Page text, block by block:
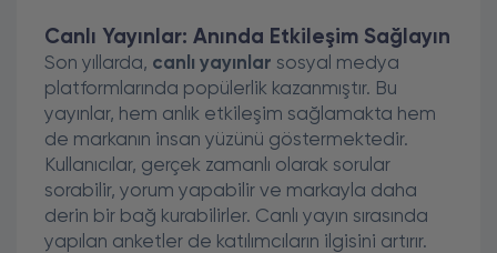
Canlı Yayınlar: Anında Etkileşim Sağlayın
Son yıllarda, canlı yayınlar sosyal medya
platformlarında popülerlik kazanmıştır. Bu
yayınlar, hem anlık etkileşim sağlamakta hem
de markanın insan yüzünü göstermektedir.
Kullanıcılar, gerçek zamanlı olarak sorular
sorabilir, yorum yapabilir ve markayla daha
derin bir bağ kurabilirler. Canlı yayın sırasında
yapılan anketler de katılımcıların ilgisini artırır.